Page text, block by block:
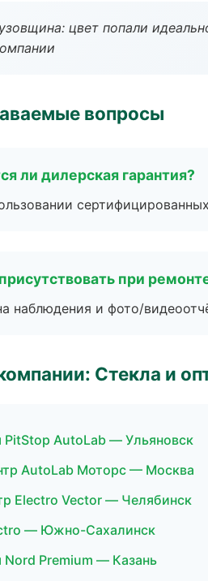
цвет попали
вопросы
ли дилерская гарантия?
при
наблюдения и фото/
Стекла и
PitStop AutoLab — Ульяновск
AutoLab Моторс — Москва
Electro Vector — Челябинск
— Южно-Сахалинск
Nord Premium — Казань